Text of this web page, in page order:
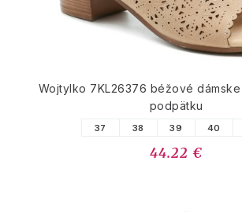
Wojtylko 7KL26376 béžové
podpätku
37 38 39 40
44.22 €